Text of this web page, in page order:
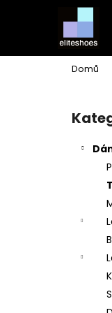
Domů
í
Zpět
do
obchodu
Zpět
do
obchodu